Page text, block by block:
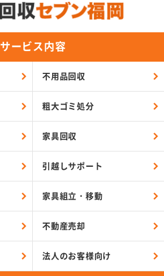
サービス内容
不用品回収
粗大ゴミ処分
家具回収
引越しサポート
家具組立・移動
不動産売却
法人のお客様向け